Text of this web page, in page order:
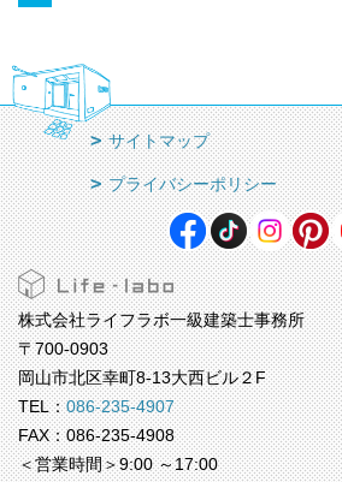
サイトマップ
プライバシーポリシー
株式会社ライフラボ一級建築士事務所
〒700-0903
岡山市北区幸町8-13大西ビル２F
TEL：086-235-4907
FAX：086-235-4908
＜営業時間＞9:00 ～17:00